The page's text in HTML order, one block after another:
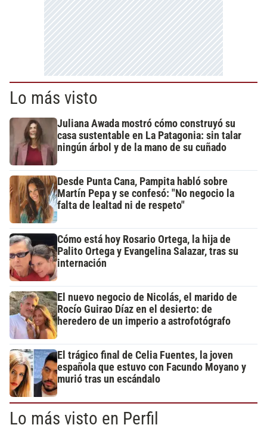
Lo más visto
Juliana Awada mostró cómo construyó su
casa sustentable en La Patagonia: sin talar
ningún árbol y de la mano de su cuñado
Desde Punta Cana, Pampita habló sobre
Martín Pepa y se confesó: "No negocio la
falta de lealtad ni de respeto"
Cómo está hoy Rosario Ortega, la hija de
Palito Ortega y Evangelina Salazar, tras su
internación
El nuevo negocio de Nicolás, el marido de
Rocío Guirao Díaz en el desierto: de
heredero de un imperio a astrofotógrafo
El trágico final de Celia Fuentes, la joven
española que estuvo con Facundo Moyano y
murió tras un escándalo
Lo más visto en Perfil